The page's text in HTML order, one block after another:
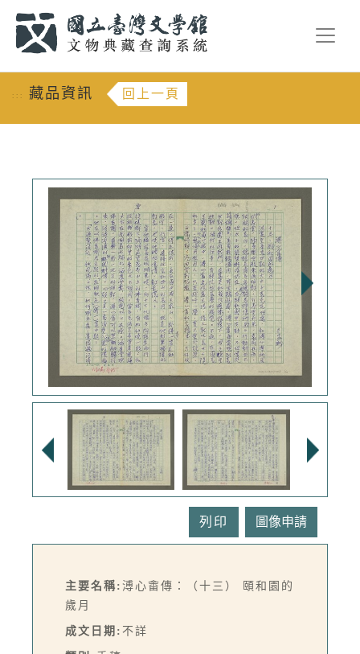
::: 藏品資訊 回上一頁
列印
主要名稱: 溥心畬傳：（十三） 頤和園的
歲月
成文日期: 不詳